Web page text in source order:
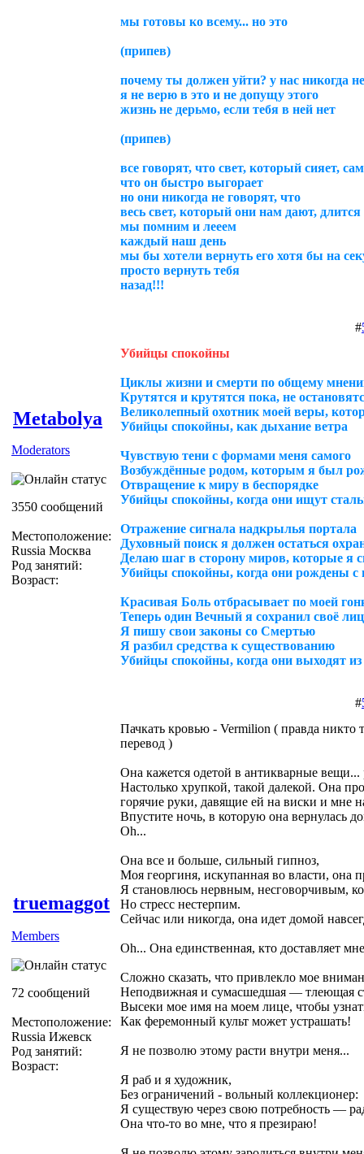
мы готовы ко всему... но это
(припев)
почему ты должен уйти? у нас никогда
я не верю в это и не допущу этого
жизнь не дерьмо, если тебя в ней нет
(припев)
все говорят, что свет, который сияет,
что он быстро выгорает
но они никогда не говорят, что
весь свет, который они нам дают, длится
мы помним и лееем
каждый наш день
мы бы хотели вернуть его хотя бы на
просто вернуть тебя
назад!!!
Metabolya
Moderators
3550 сообщений
Местоположение:
Russia Москва
Род занятий:
Возраст:
#
Убийцы спокойны
Циклы жизни и смерти по общему
Крутятся и крутятся пока, не
Великолепный охотник моей веры,
Убийцы спокойны, как дыхание ветра
Чувствую тени с формами меня самого
Возбуждённые родом, которым я был
Отвращение к миру в беспорядке
Убийцы спокойны, когда они ищут
Отражение сигнала надкрылья портала
Духовный поиск я должен остаться
Делаю шаг в сторону миров, которые я
Убийцы спокойны, когда они рождены с
Красивая Боль отбрасывает по моей
Теперь один Вечный я сохранил своё
Я пишу свои законы со Смертью
Я разбил средства к существованию
Убийцы спокойны, когда они выходят
truemaggot
Members
72 сообщений
Местоположение:
Russia Ижевск
Род занятий:
Возраст:
#
Пачкать кровью - Vermilion ( правда никто
перевод )
Она кажется одетой в антикварные
Настолько хрупкой, такой далекой. Она
горячие руки, давящие ей на виски и мне
Впустите ночь, в которую она вернулась
Oh...
Она все и больше, сильный гипноз,
Моя георгиня, искупанная во власти, она
Я становлюсь нервным, несговорчивым,
Но стресс нестерпим.
Сейчас или никогда, она идет домой
Oh... Она единственная, кто доставляет
Сложно сказать, что привлекло мое
Неподвижная и сумасшедшая — тлеющая
Высеки мое имя на моем лице, чтобы
Как феремонный культ может устрашать!
Я не позволю этому расти внутри меня...
Я раб и я художник,
Без ограничений - вольный коллекционер:
Я существую через свою потребность —
Она что-то во мне, что я презираю!